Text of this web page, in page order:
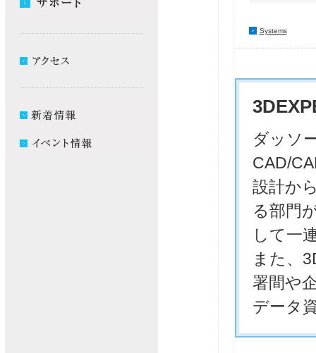
Systems
3D
ダッソ
CAD/
設計か
る部門
して一
また、
署間や
データ